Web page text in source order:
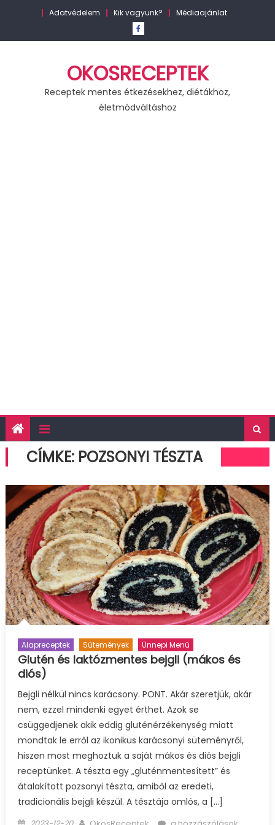
Adatvédelem Kik vagyunk? Médiaajánlat
OKOSRECEPTEK
Receptek mentes étkezésekhez, diétákhoz,
életmódváltáshoz
CÍMKE: POZSONYI TÉSZTA
Alapreceptek Sütemények Ünnepi Menü
Glutén és laktózmentes bejgli (mákos és
diós)
Bejgli nélkül nincs karácsony. PONT. Akár szeretjük, akár
nem, ezzel mindenki egyet érthet. Azok se
csüggedjenek akik eddig gluténérzékenység miatt
mondtak le erről az ikonikus karácsonyi süteményről,
hiszen most meghoztuk a saját mákos és diós bejgli
receptünket. A tészta egy „gluténmentesített” és
átalakított pozsonyi tészta, amiből az eredeti,
tradicionális bejgli készül. A tésztája omlós, a […]
Posted
Author
Glutén